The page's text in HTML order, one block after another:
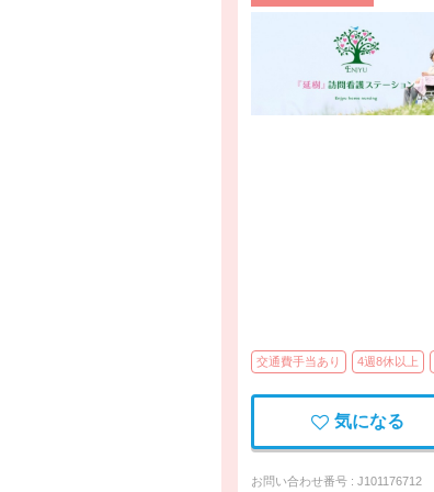
交通費手当あり 4週8休以上
気になる
お問い合わせ番号 : J101176712